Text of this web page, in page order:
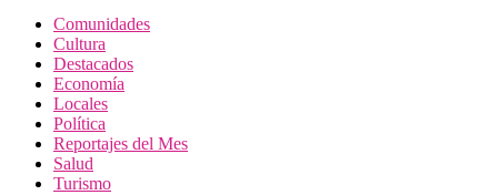
Comunidades
Cultura
Destacados
Economía
Locales
Política
Reportajes del Mes
Salud
Turismo